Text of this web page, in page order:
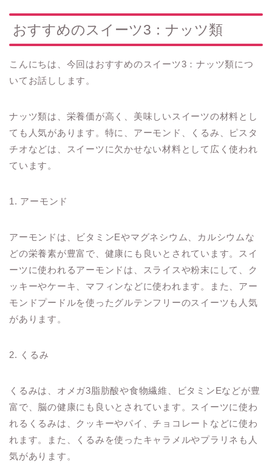
おすすめのスイーツ3：ナッツ類
こんにちは、今回はおすすめのスイーツ3：ナッツ類につ
いてお話しします。
ナッツ類は、栄養価が高く、美味しいスイーツの材料とし
ても人気があります。特に、アーモンド、くるみ、ピスタ
チオなどは、スイーツに欠かせない材料として広く使われ
ています。
1. アーモンド
アーモンドは、ビタミンEやマグネシウム、カルシウムな
どの栄養素が豊富で、健康にも良いとされています。スイ
ーツに使われるアーモンドは、スライスや粉末にして、ク
ッキーやケーキ、マフィンなどに使われます。また、アー
モンドプードルを使ったグルテンフリーのスイーツも人気
があります。
2. くるみ
くるみは、オメガ3脂肪酸や食物繊維、ビタミンEなどが豊
富で、脳の健康にも良いとされています。スイーツに使わ
れるくるみは、クッキーやパイ、チョコレートなどに使わ
れます。また、くるみを使ったキャラメルやプラリネも人
気があります。